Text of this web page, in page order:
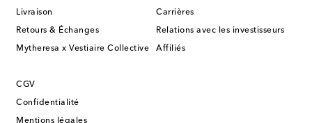
Livraison
Retours & Échanges
Mytheresa x Vestiaire Collective
Carrières
Relations avec les investisseurs
Affiliés
CGV
Confidentialité
Mentions légales